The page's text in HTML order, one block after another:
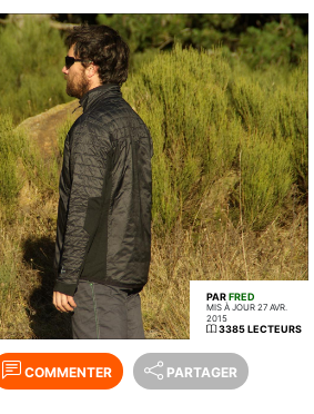
PARFRED
MIS À JOUR 27 AVR.
2015
3385 LECTEURS
COMMENTER PARTAGER